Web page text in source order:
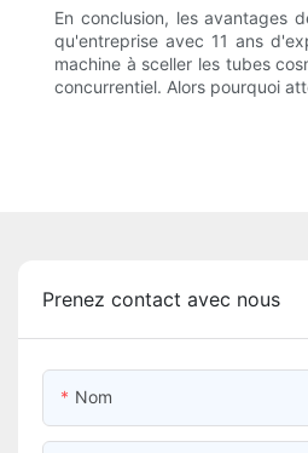
En conclusion, les avantages
qu'entreprise avec 11 ans
machine à sceller les tubes
concurrentiel. Alors pourquoi
Prenez contact avec nous
Nom